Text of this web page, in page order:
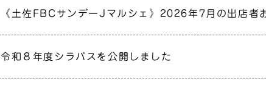
《土佐FBCサンデーJマルシェ》2026年7月の出店者
令和８年度シラバスを公開しました